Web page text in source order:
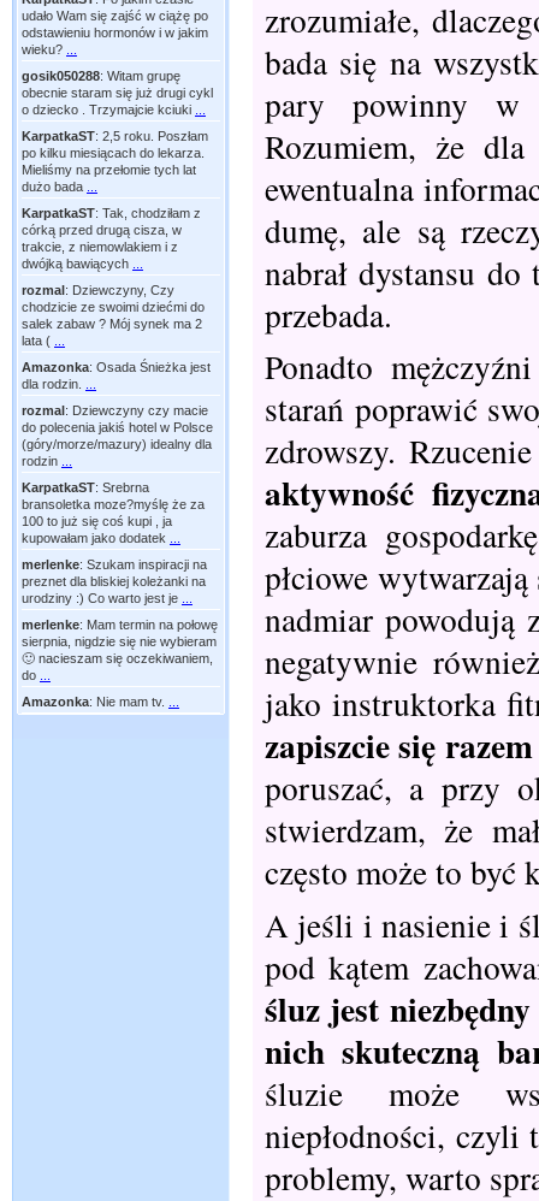
udało Wam się zajść w ciążę po
odstawieniu hormonów i w jakim
wieku?
gosik050288: Witam grupę
obecnie staram się już drugi cykl
o dziecko . Trzymajcie kciuki
KarpatkaST: 2,5 roku. Poszłam
po kilku miesiącach do lekarza.
Mieliśmy na przełomie tych lat
dużo bada
KarpatkaST: Tak, chodziłam z
córką przed drugą cisza, w
trakcie, z niemowlakiem i z
dwójką bawiących
rozmal: Dziewczyny, Czy
chodzicie ze swoimi dziećmi do
salek zabaw ? Mój synek ma 2
lata (
Amazonka: Osada Śnieżka jest
dla rodzin.
rozmal: Dziewczyny czy macie
do polecenia jakiś hotel w Polsce
(góry/morze/mazury) idealny dla
rodzin
KarpatkaST: Srebrna
bransoletka moze?myślę że za
100 to już się coś kupi , ja
kupowałam jako dodatek
merlenke: Szukam inspiracji na
preznet dla bliskiej koleżanki na
urodziny :) Co warto jest je
merlenke: Mam termin na połowę
sierpnia, nigdzie się nie wybieram
🙂 nacieszam się oczekiwaniem,
do
Amazonka: Nie mam tv.
zrozumiałe,
bada się na
pary powinny w
Rozumiem, że
ewentualna
dumę, ale są
nabrał dystansu
przebada.
Ponadto
starań poprawić
zdrowszy.
aktywność
zaburza
płciowe
nadmiar powodują
negatywnie
jako instruktorka
zapiszcie się
poruszać, a przy
stwierdzam, że
często może to być
A jeśli i nasienie i
pod kątem
śluz jest
nich skuteczną
śluzie może
niepłodności,
problemy, warto